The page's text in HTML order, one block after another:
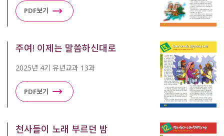
PDF보기
주여! 이제는 말씀하신대로
2025년 4기 유년교과 13과
PDF보기
천사들이 노래 부르던 밤